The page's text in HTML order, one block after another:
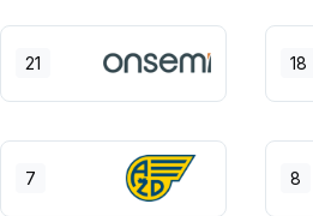
21 18
7 8